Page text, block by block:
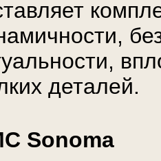
деталей.
Sonoma